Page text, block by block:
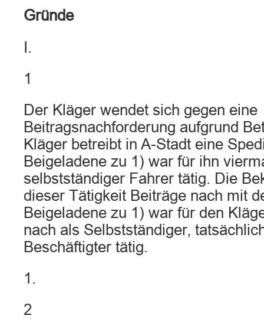
Gründe
I.
1
Der Kläger wendet sich gegen eine
Beitragsnachforderung aufgrund
Kläger betreibt in A-Stadt eine
Beigeladene zu 1) war für ihn
selbstständiger Fahrer tätig. Die
dieser Tätigkeit Beiträge nach mit
Beigeladene zu 1) war für den
nach als Selbstständiger,
Beschäftigter tätig.
1.
2